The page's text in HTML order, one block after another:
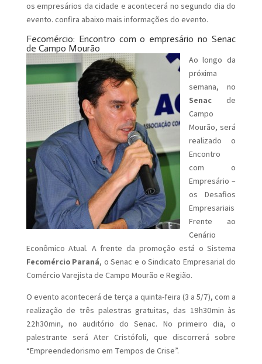
os empresários da cidade e acontecerá no segundo dia do
evento. confira abaixo mais informações do evento.
Fecomércio: Encontro com o empresário no Senac
de Campo Mourão
Ao longo da
próxima
semana, no
Senacde
Campo
Mourão, será
realizado o
Encontro
com o
Empresário –
os Desafios
Empresariais
Frente ao
Cenário
Econômico Atual. A frente da promoção está o Sistema
Fecomércio Paraná, o Senac e o Sindicato Empresarial do
Comércio Varejista de Campo Mourão e Região.
O evento acontecerá de terça a quinta-feira (3 a 5/7), com a
realização de três palestras gratuitas, das 19h30min às
22h30min, no auditório do Senac. No primeiro dia, o
palestrante será Ater Cristófoli, que discorrerá sobre
“Empreendedorismo em Tempos de Crise”.